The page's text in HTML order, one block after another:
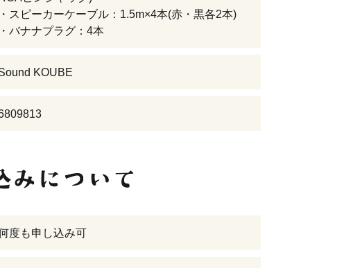
・スピーカーケーブル：1.5m×4本(赤・黒各2本)
・バナナプラグ：4本
KOUBE
度も申し込み可